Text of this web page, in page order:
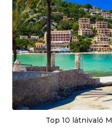
Top 10 látnivaló